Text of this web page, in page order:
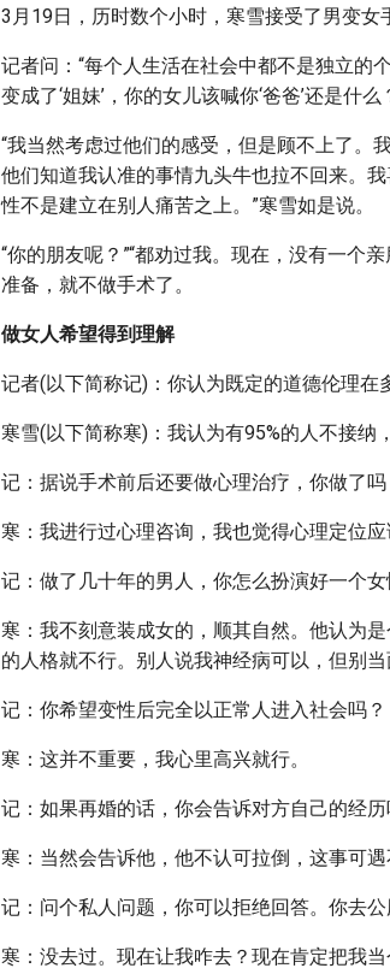
3月19日，历时数个小时，寒雪接受了男变女
记者问：“每个人生活在社会中都不是独立的
变成了‘姐妹’，你的女儿该喊你‘爸爸’还是什
“我当然考虑过他们的感受，但是顾不上了。
他们知道我认准的事情九头牛也拉不回来。
性不是建立在别人痛苦之上。”寒雪如是说。
“你的朋友呢？”“都劝过我。现在，没有一个
准备，就不做手术了。
做女人希望得到理解
记者(以下简称记)：你认为既定的道德伦理在
寒雪(以下简称寒)：我认为有95%的人不接纳
记：据说手术前后还要做心理治疗，你做了吗
寒：我进行过心理咨询，我也觉得心理定位应
记：做了几十年的男人，你怎么扮演好一个女
寒：我不刻意装成女的，顺其自然。他认为
的人格就不行。别人说我神经病可以，但别当
记：你希望变性后完全以正常人进入社会吗？
寒：这并不重要，我心里高兴就行。
记：如果再婚的话，你会告诉对方自己的经
寒：当然会告诉他，他不认可拉倒，这事可遇
记：问个私人问题，你可以拒绝回答。你去
寒：没去过。现在让我咋去？现在肯定把我